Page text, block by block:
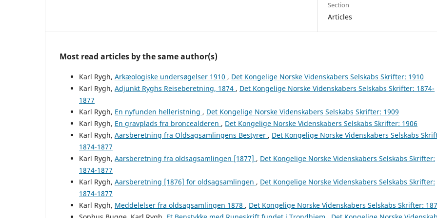
Section
Articles
Most read articles by the same author(s)
Karl Rygh, Arkæologiske undersøgelser 1910 , Det Kongelige Norske Videnskabers Selskabs Skrifter: 1910
Karl Rygh, Adjunkt Ryghs Reiseberetning, 1874 , Det Kongelige Norske Videnskabers Selskabs Skrifter: 1874-
1877
Karl Rygh, En nyfunden helleristning , Det Kongelige Norske Videnskabers Selskabs Skrifter: 1909
Karl Rygh, En gravplads fra broncealderen , Det Kongelige Norske Videnskabers Selskabs Skrifter: 1906
Karl Rygh, Aarsberetning fra Oldsagsamlingens Bestyrer , Det Kongelige Norske Videnskabers Selskabs
1874-1877
Karl Rygh, Aarsberetning fra oldsagsamlingen [1877] , Det Kongelige Norske Videnskabers Selskabs Skrifter:
1874-1877
Karl Rygh, Aarsberetning [1876] for oldsagsamlingen , Det Kongelige Norske Videnskabers Selskabs Skrifter:
1874-1877
Karl Rygh, Meddelelser fra oldsagsamlingen 1878 , Det Kongelige Norske Videnskabers Selskabs Skrifter: